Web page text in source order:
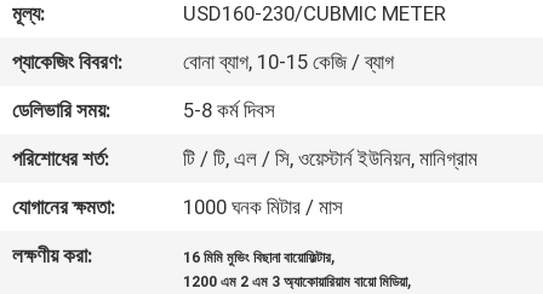
গুণমান
নিয়ন্ত্রণ
আমাদের
সাথে
যোগাযোগ
মূল্য:
USD160-230/CUBMIC METER
প্যাকেজিং বিবরণ:
বোনা ব্যাগ, 10-15 কেজি / ব্যাগ
ডেলিভারি সময়:
5-8 কর্ম দিবস
পরিশোধের শর্ত:
টি / টি, এল / সি, ওয়েস্টার্ন ইউনিয়ন, মানিগ্রাম
যোগানের ক্ষমতা:
1000 ঘনক মিটার / মাস
লক্ষণীয় করা:
16 মিমি মুভিং বিছানা বায়োফিল্টার,
1200 এম 2 এম 3 অ্যাকোয়ারিয়াম বায়ো মিডিয়া,